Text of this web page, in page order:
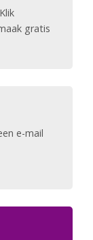
gratis
e-mail